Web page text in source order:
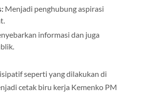
Menjadi penghubung aspirasi
informasi dan juga
seperti yang dilakukan di
cetak biru kerja Kemenko PM